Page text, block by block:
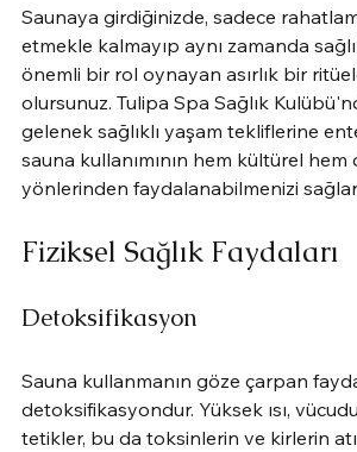
Saunaya girdiğinizde, sadece
etmekle kalmayıp aynı zamanda
önemli bir rol oynayan asırlık bir
olursunuz. Tulipa Spa Sağlık
gelenek sağlıklı yaşam tekliflerine
sauna kullanımının hem kültürel
yönlerinden faydalanabilmenizi
Fiziksel Sağlık Faydaları
Detoksifikasyon
Sauna kullanmanın göze çarpan
detoksifikasyondur. Yüksek ısı,
tetikler, bu da toksinlerin ve kirlerin